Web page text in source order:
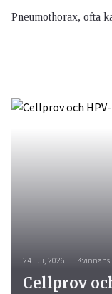
Pneumothorax, ofta
24 juli, 2026 Kvinnans
Cellprov